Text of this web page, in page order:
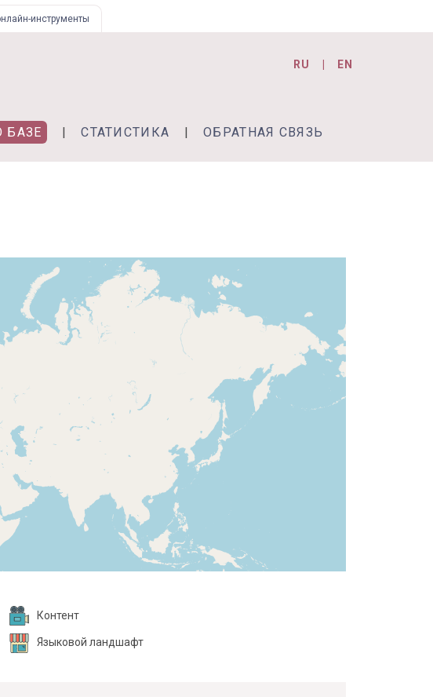
инструменты
RU EN
БАЗЕ СТАТИСТИКА ОБРАТНАЯ СВЯЗЬ
Контент
Языковой ландшафт